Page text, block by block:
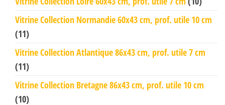
Vitrine Collection Normandie 60x43 cm, prof. utile 10 cm
(11)
Vitrine Collection Atlantique 86x43 cm, prof. utile 7 cm
(11)
Vitrine Collection Bretagne 86x43 cm, prof. utile 10 cm
(10)